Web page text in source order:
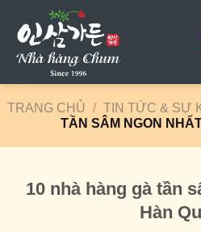
content
TRANG CHỦ / TIN TỨC & SỰ
TẦN SÂM NGON
10 nhà hàng gà tần
Hàn